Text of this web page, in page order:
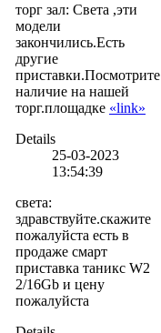
торг зал: Света ,эти
модели
закончились.Есть
другие
приставки.Посмотрите
наличие на нашей
торг.площадке «link»
Details
25-03-2023
13:54:39
света:
здравствуйте.скажите
пожалуйста есть в
продаже смарт
приставка таникс W2
2/16Gb и цену
пожалуйста